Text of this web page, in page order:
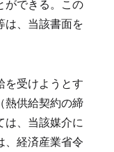
できる。 この
は、当該書面を
を受けようとす
熱供給契約の締
は、当該媒介に
、経済産業省令